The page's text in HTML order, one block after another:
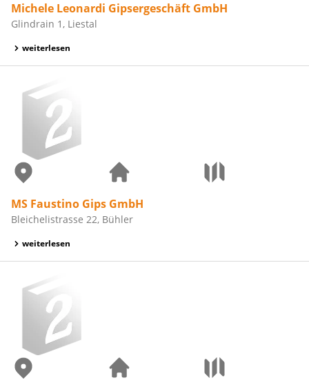
Michele Leonardi Gipsergeschäft GmbH
Glindrain 1, Liestal
weiterlesen
MS Faustino Gips GmbH
Bleichelistrasse 22, Bühler
weiterlesen